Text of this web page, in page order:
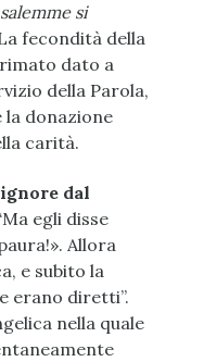
si
fecondità della
dato a
della Parola,
la donazione
carità.
dal
egli disse
Allora
e subito la
erano diretti”.
nella quale